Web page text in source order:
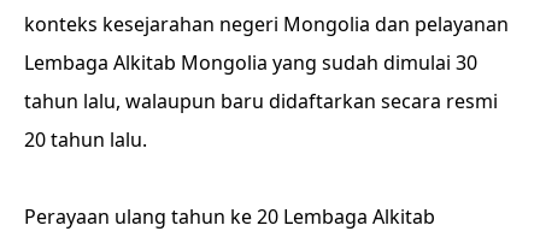
konteks kesejarahan negeri Mongolia dan pelayanan
Lembaga Alkitab Mongolia yang sudah dimulai 30
tahun lalu, walaupun baru didaftarkan secara resmi
20 tahun lalu.
Perayaan ulang tahun ke 20 Lembaga Alkitab